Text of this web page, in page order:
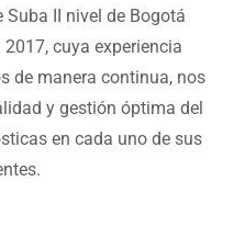
II nivel de Bogotá
cuya experiencia
de manera continua, nos
y gestión óptima del
en cada uno de sus